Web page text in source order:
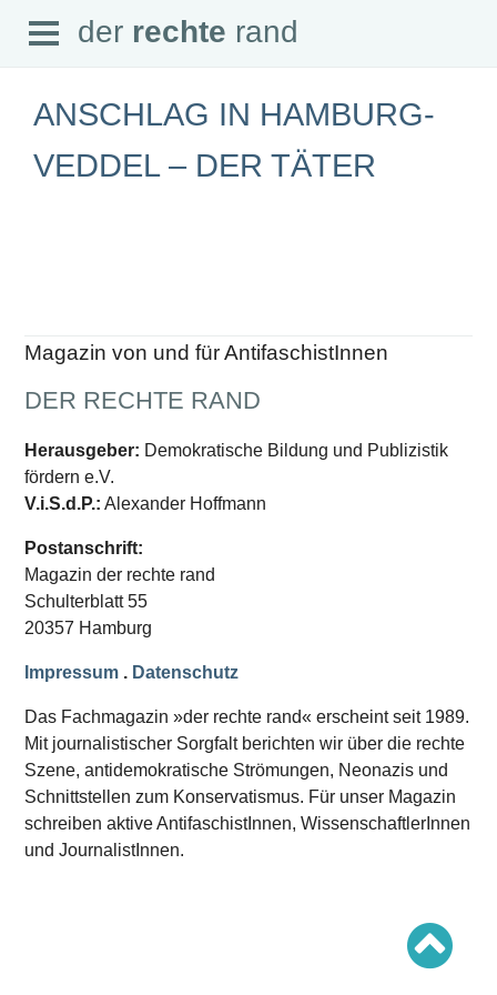
der rechte rand
Abonnement
Downloads
Datenschutz
SCHWERPUNKTE
Schwerpunkte Übersicht
Schwerpunkt AFD-Verbot
Schwerpunkt »Identitäre Bewegung«
Schwerpunkt »Reichsbürger«
Schwerpunkt NPD
Ausgaben Übersicht
Ausgabe 220
Ausgabe 219
Ausgabe 217
Ausgabe 216
Open
Menu
der rechte rand
ANSCHLAG IN HAMBURG-
VEDDEL – DER TÄTER
Magazin von und für AntifaschistInnen
DER RECHTE RAND
Herausgeber: Demokratische Bildung und Publizistik
fördern e.V.
V.i.S.d.P.: Alexander Hoffmann
Postanschrift:
Magazin der rechte rand
Schulterblatt 55
20357 Hamburg
Impressum . Datenschutz
Das Fachmagazin »der rechte rand« erscheint seit 1989.
Mit journalistischer Sorgfalt berichten wir über die rechte
Szene, antidemokratische Strömungen, Neonazis und
Schnittstellen zum Konservatismus. Für unser Magazin
schreiben aktive AntifaschistInnen, WissenschaftlerInnen
und JournalistInnen.